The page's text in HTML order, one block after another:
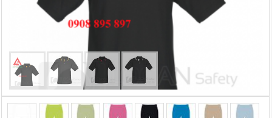
Cọc giao thông, rào chắn công trình
Bình chữa cháy, cứu hỏa
Chính sách bảo mật thông tin